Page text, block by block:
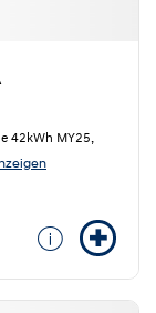
42kWh MY25,